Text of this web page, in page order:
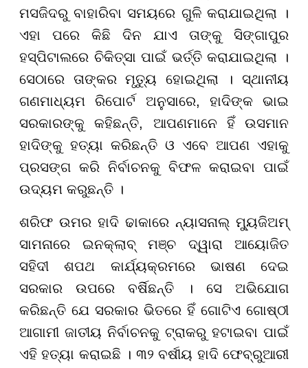
ମସଜିଦରୁ ବାହାରିବା ସମୟରେ ଗୁଳି କରାଯାଇଥିଲା ।
ଏହା ପରେ କିଛି ଦିନ ଯାଏ ତାଙ୍କୁ ସିଙ୍ଗାପୁର
ହସ୍ପିଟାଲରେ ଚିକିତ୍ସା ପାଇଁ ଭର୍ତ୍ତି କରାଯାଇଥିଲା ।
ସେଠାରେ ତାଙ୍କର ମୃତ୍ୟୁ ହୋଇଥିଲା । ସ୍ଥାନୀୟ
ଗଣମାଧ୍ୟମ ରିପୋର୍ଟ ଅନୁସାରେ, ହାଦିଙ୍କ ଭାଇ
ସରକାରଙ୍କୁ କହିଛନ୍ତି, ଆପଣମାନେ ହିଁ ଉସମାନ
ହାଦିଙ୍କୁ ହତ୍ୟା କରିଛନ୍ତି ଓ ଏବେ ଆପଣ ଏହାକୁ
ପ୍ରସଙ୍ଗ କରି ନିର୍ବାଚନକୁ ବିଫଳ କରାଇବା ପାଇଁ
ଉଦ୍ୟମ କରୁଛନ୍ତି ।
ଶରିଫ ଉମର ହାଦି ଢାକାରେ ନ୍ୟାସନାଲ୍ ମ୍ୟୁଜିଅମ୍
ସାମନାରେ ଇନକ୍ଲାବ୍ ମଞ୍ଚ ଦ୍ୱାରା ଆୟୋଜିତ
ସହିଦୀ ଶପଥ କାର୍ଯ୍ୟକ୍ରମରେ ଭାଷଣ ଦେଇ
ସରକାର ଉପରେ ବର୍ଷିଛନ୍ତି । ସେ ଅଭିଯୋଗ
କରିଛନ୍ତି ଯେ ସରକାର ଭିତରେ ହିଁ ଗୋଟିଏ ଗୋଷ୍ଠୀ
ଆଗାମୀ ଜାତୀୟ ନିର୍ବାଚନକୁ ଟ୍ରାକରୁ ହଟାଇବା ପାଇଁ
ଏହି ହତ୍ୟା କରାଇଛି । ୩୨ ବର୍ଷୀୟ ହାଦି ଫେବ୍ରୁଆରୀ